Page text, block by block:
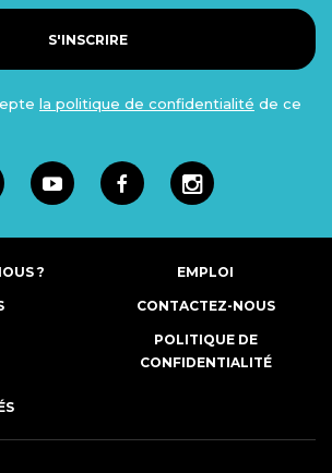
S'INSCRIRE
la politique de confidentialité de ce
Youtube FacebookInstagram
? EMPLOI
CONTACTEZ-NOUS
POLITIQUE DE
CONFIDENTIALITÉ